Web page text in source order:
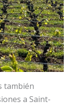
también
a Saint-